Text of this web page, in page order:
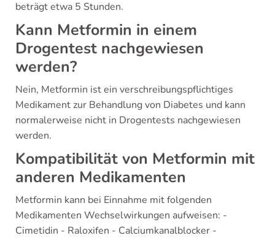
beträgt etwa 5 Stunden.
Kann Metformin in einem
Drogentest nachgewiesen
werden?
Nein, Metformin ist ein verschreibungspflichtiges
Medikament zur Behandlung von Diabetes und kann
normalerweise nicht in Drogentests nachgewiesen
werden.
Kompatibilität von Metformin mit
anderen Medikamenten
Metformin kann bei Einnahme mit folgenden
Medikamenten Wechselwirkungen aufweisen: -
Cimetidin - Raloxifen - Calciumkanalblocker -